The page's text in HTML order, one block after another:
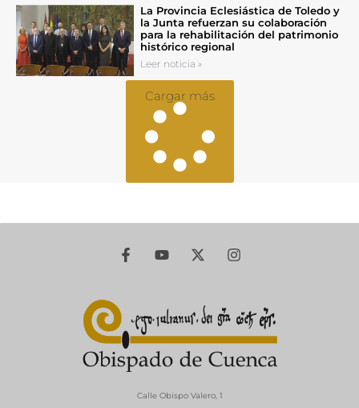
La Provincia Eclesiástica de Toledo y
la Junta refuerzan su colaboración
para la rehabilitación del patrimonio
histórico regional
Leer noticia »
Cargar más
Calle Obispo Valero, 1